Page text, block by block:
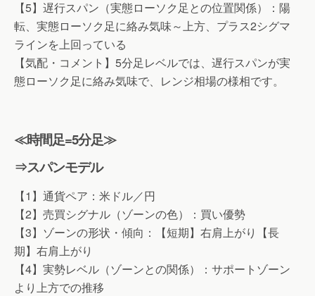
【5】遅行スパン（実態ローソク足との位置関係）：陽
転、実態ローソク足に絡み気味～上方、プラス2シグマ
ラインを上回っている
【気配・コメント】5分足レベルでは、遅行スパンが実
態ローソク足に絡み気味で、レンジ相場の様相です。
≪時間足=5分足≫
⇒スパンモデル
【1】通貨ペア：米ドル／円
【2】売買シグナル（ゾーンの色）：買い優勢
【3】ゾーンの形状・傾向：【短期】右肩上がり【長
期】右肩上がり
【4】実勢レベル（ゾーンとの関係）：サポートゾーン
より上方での推移